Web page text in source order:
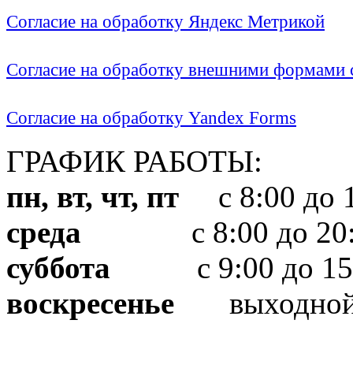
Согласие на обработку Яндекс Метрикой
Согласие на обработку внешними формами
Согласие на обработку Yandex Forms
ГРАФИК РАБОТЫ:
пн, вт, чт, пт с 8:00 до
среда с 8:00 до
суббота с 9:00 до
воскресенье